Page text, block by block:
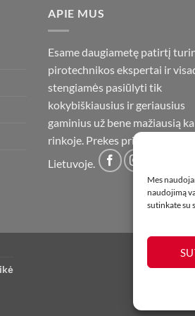
Mes
naudojimą
sutinkate su
APIE MUS
Esame daugiametę patirtį
pirotechnikos ekspertai ir
stengiamės pasiūlyti tik
kokybiškiausius ir geriausius
gaminius už bene mažiausią
rinkoje. Prekes pristatome
Lietuvoje.